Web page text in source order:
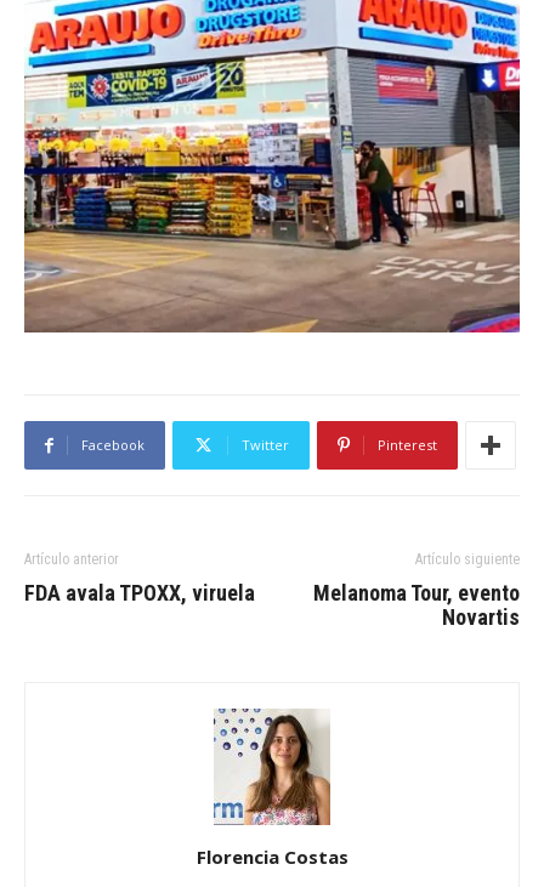
Facebook Twitter Pinterest
Artículo anterior
FDA avala TPOXX, viruela
Artículo siguiente
Melanoma Tour, evento
Novartis
Florencia Costas